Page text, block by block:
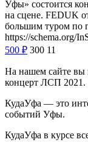
Уфы» состоится
на сцене. FEDUK
большим туром по
https://schema.org/
500 ₽ 300 11
На нашем сайте вы
концерт ЛСП 2021.
КудаУфа — это
событий Уфы.
КудаУфа в курсе